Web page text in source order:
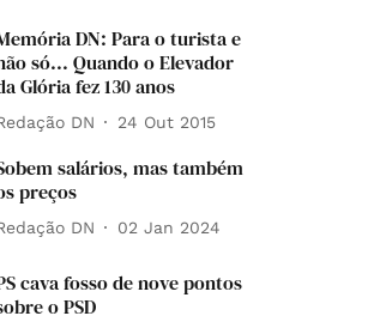
DN: Para o turista e
só... Quando o Elevador
Glória fez 130 anos
DN 24 Out 2015
salários, mas também
preços
DN 02 Jan 2024
cava fosso de nove pontos
o PSD